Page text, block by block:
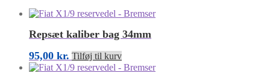
Repsæt kaliber bag 34mm
95,00 kr. Tilføj til kurv